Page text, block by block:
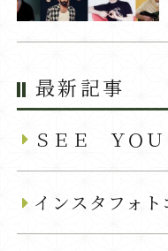
最新記事
ＳＥＥ ＹＯ